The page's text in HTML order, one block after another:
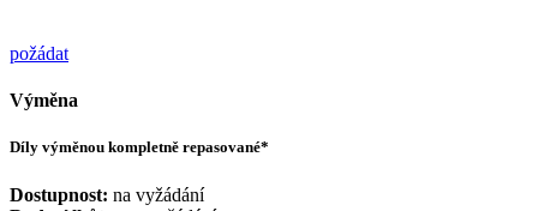
požádat
Výměna
Díly výměnou kompletně repasované*
Dostupnost: na vyžádání